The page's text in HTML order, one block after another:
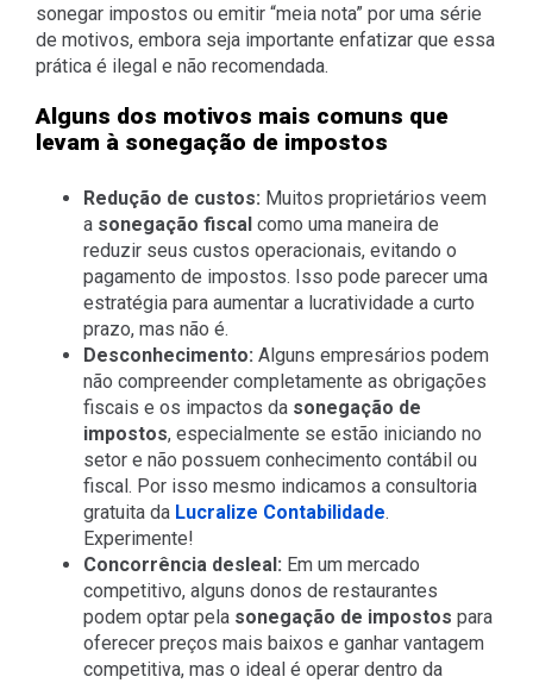
sonegar impostos ou emitir “meia nota” por uma série
de motivos, embora seja importante enfatizar que essa
prática é ilegal e não recomendada.
Alguns dos motivos mais comuns que
levam à sonegação de impostos
Redução de custos: Muitos proprietários veem
a sonegação fiscal como uma maneira de
reduzir seus custos operacionais, evitando o
pagamento de impostos. Isso pode parecer uma
estratégia para aumentar a lucratividade a curto
prazo, mas não é.
Desconhecimento: Alguns empresários podem
não compreender completamente as obrigações
fiscais e os impactos da sonegação de
impostos, especialmente se estão iniciando no
setor e não possuem conhecimento contábil ou
fiscal. Por isso mesmo indicamos a consultoria
gratuita da Lucralize Contabilidade.
Experimente!
Concorrência desleal: Em um mercado
competitivo, alguns donos de restaurantes
podem optar pela sonegação de impostos para
oferecer preços mais baixos e ganhar vantagem
competitiva, mas o ideal é operar dentro da